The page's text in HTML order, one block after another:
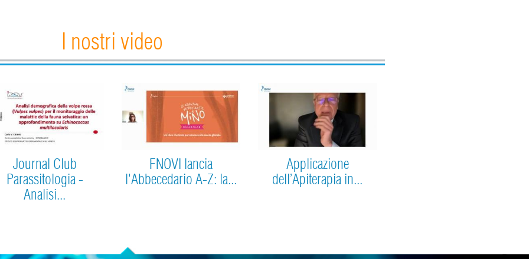
I nostri video
Journal Club
Parassitologia -
Analisi...
FNOVI lancia
l'Abbecedario A-Z: la...
Applicazione
dell’Apiterapia in...